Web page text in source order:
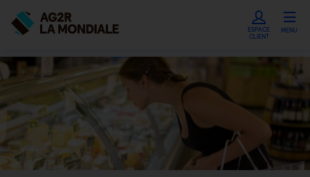
ESPACE
CLIENT
MENU